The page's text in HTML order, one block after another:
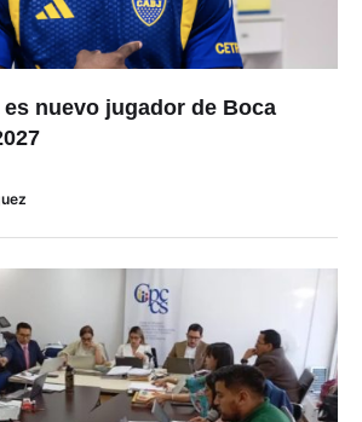
es nuevo jugador de Boca